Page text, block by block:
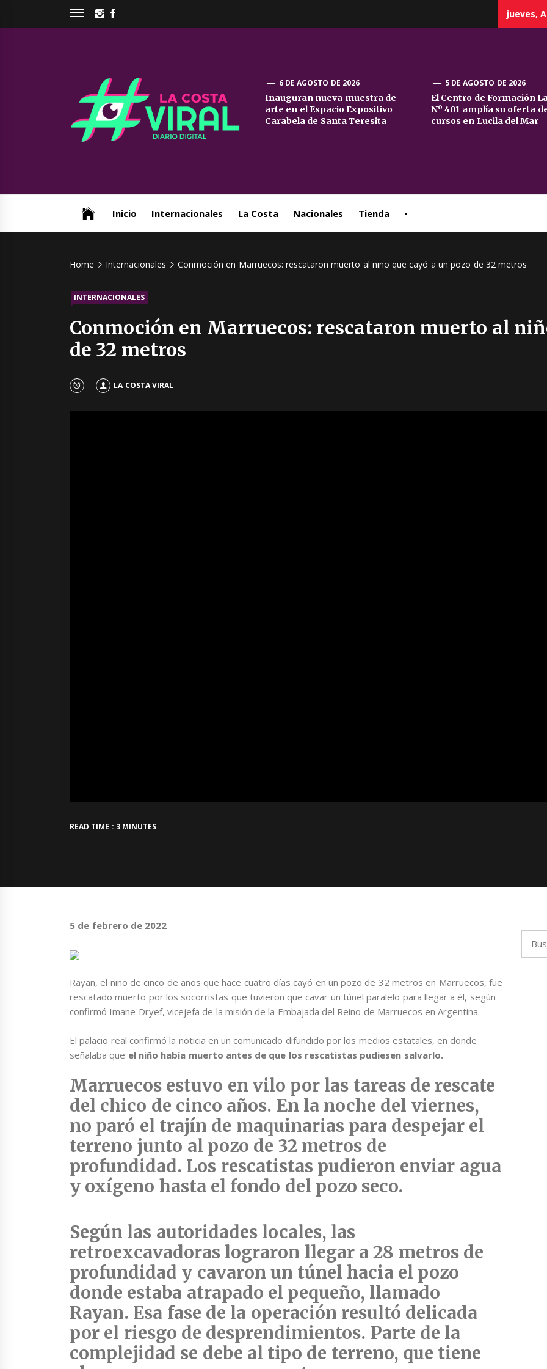
INSTAGRAM
jueves,
La
Costa
6 DE AGOSTO DE 2026
Inauguran nueva muestra de
arte en el Espacio Expositivo
Carabela de Santa Teresita
5 DE AGOSTO DE 2026
El Centro de Formación
Nº 401 amplía su oferta
cursos en Lucila del Mar
Inicio Internacionales La Costa Nacionales Tienda •
Home Internacionales Conmoción en Marruecos: rescataron muerto al niño que cayó a un pozo de 32 metros
INTERNACIONALES
Conmoción en Marruecos: rescataron muerto al
de 32 metros
LA COSTA VIRAL
READ TIME : 3 MINUTES
5 de febrero de 2022
Rayan, el niño de cinco de años que hace cuatro días cayó en un pozo de 32 metros en Marruecos, fue
rescatado muerto por los socorristas que tuvieron que cavar un túnel paralelo para llegar a él, según
confirmó Imane Dryef, vicejefa de la misión de la Embajada del Reino de Marruecos en Argentina.
El palacio real confirmó la noticia en un comunicado difundido por los medios estatales, en donde
señalaba que el niño había muerto antes de que los rescatistas pudiesen salvarlo.
Marruecos estuvo en vilo por las tareas de rescate
del chico de cinco años. En la noche del viernes,
no paró el trajín de maquinarias para despejar el
terreno junto al pozo de 32 metros de
profundidad. Los rescatistas pudieron enviar agua
y oxígeno hasta el fondo del pozo seco.
Según las autoridades locales, las
retroexcavadoras lograron llegar a 28 metros de
profundidad y cavaron un túnel hacia el pozo
donde estaba atrapado el pequeño, llamado
Rayan. Esa fase de la operación resultó delicada
por el riesgo de desprendimientos. Parte de la
complejidad se debe al tipo de terreno, que tiene